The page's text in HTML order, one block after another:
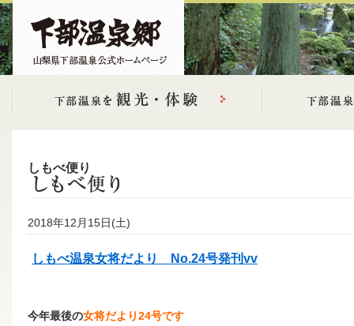
しもべ便り
2018年12月15日(土)
しもべ温泉女将だより No.24号発刊vv
今年最後の女将だより24号です